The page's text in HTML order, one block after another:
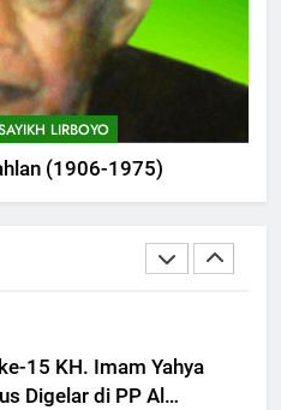
LIRBOYO
(1906-1975)
11 Almarhum
KH. M. Abdul Aziz
15 KH. Imam Yahya
Digelar di PP Al
Menilik Wajah Baru
Angkring, Cikal Bakal